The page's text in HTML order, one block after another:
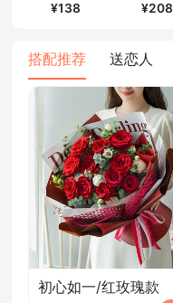
138
208
搭配推荐 送恋人
初心如一/红玫瑰款